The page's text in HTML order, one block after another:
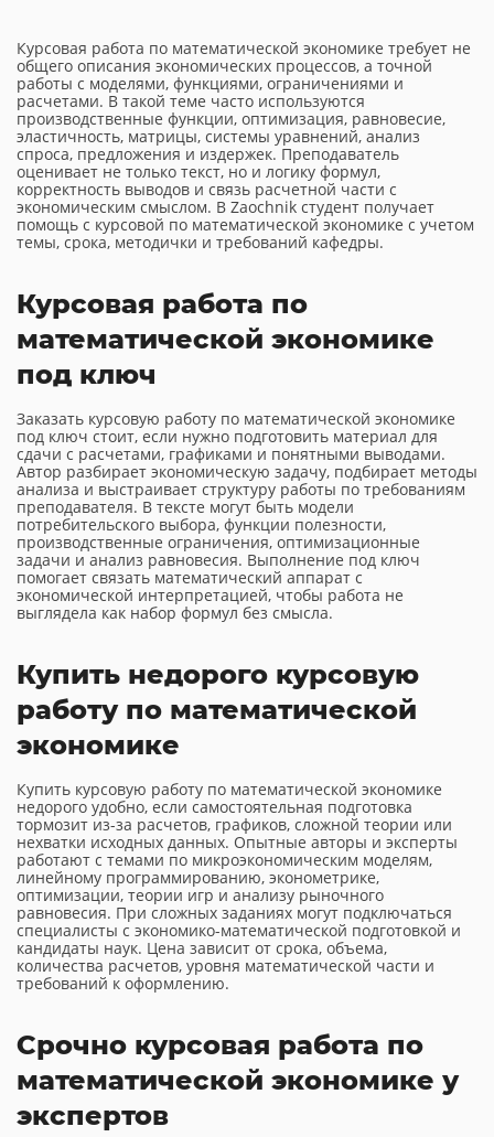
Курсовая работа по математической экономике требует не
общего описания экономических процессов, а точной
работы с моделями, функциями, ограничениями и
расчетами. В такой теме часто используются
производственные функции, оптимизация, равновесие,
эластичность, матрицы, системы уравнений, анализ
спроса, предложения и издержек. Преподаватель
оценивает не только текст, но и логику формул,
корректность выводов и связь расчетной части с
экономическим смыслом. В Zaochnik студент получает
помощь с курсовой по математической экономике с учетом
темы, срока, методички и требований кафедры.
Курсовая работа по
математической экономике
под ключ
Заказать курсовую работу по математической экономике
под ключ стоит, если нужно подготовить материал для
сдачи с расчетами, графиками и понятными выводами.
Автор разбирает экономическую задачу, подбирает методы
анализа и выстраивает структуру работы по требованиям
преподавателя. В тексте могут быть модели
потребительского выбора, функции полезности,
производственные ограничения, оптимизационные
задачи и анализ равновесия. Выполнение под ключ
помогает связать математический аппарат с
экономической интерпретацией, чтобы работа не
выглядела как набор формул без смысла.
Купить недорого курсовую
работу по математической
экономике
Купить курсовую работу по математической экономике
недорого удобно, если самостоятельная подготовка
тормозит из-за расчетов, графиков, сложной теории или
нехватки исходных данных. Опытные авторы и эксперты
работают с темами по микроэкономическим моделям,
линейному программированию, эконометрике,
оптимизации, теории игр и анализу рыночного
равновесия. При сложных заданиях могут подключаться
специалисты с экономико-математической подготовкой и
кандидаты наук. Цена зависит от срока, объема,
количества расчетов, уровня математической части и
требований к оформлению.
Срочно курсовая работа по
математической экономике у
экспертов